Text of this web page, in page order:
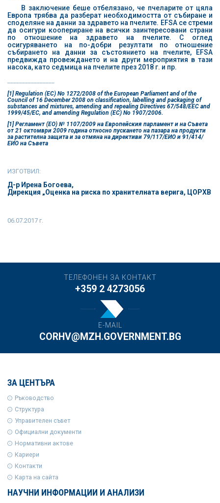
В заключение беше отбелязано, че пчеларите от цяла
Европа трябва да разберат необходимостта от събиране и
споделяне на данни за здравето на пчелите. ЕFSA се стреми
да осигури коопериране на всички заинтересовани страни
по отношение на здравето на пчелите. С оглед
осигуряването на по-добри резултати по отношение
събирането на данни за състоянието на пчелите, ЕFSA
предвижда провеждането и на други мероприятия в тази
насока, като седмица на пчелите през 2018 г. и пр.
[1] Regulation (EC) No 1272/2008 of the European Parliament and of the
Council of 16 December 2008 on classification, labelling and packaging of
substances and mixtures, amending and repealing Directives 67/548/EEC and
1999/45/EC, and amending Regulation (EC) No 1907/2006.
[1] Регламент (ЕО) № 1107/2009 на Европейския парламент и на Съвета
от 21 октомври 2009 година относно пускането на пазара на продукти
за растителна защита и за отмяна на директиви 79/117/ЕИО и 91/414/
ЕИО на Съвета
ИЗГОТВИЛ:
Д-р Ирена Богоева,
Дирекция „Оценка на риска по хранителната верига, ЦОРХВ
06.07.2017 г.
ТЕЛЕФОНЕН ЗА КОНТАКТ
+359 2 4273056
E-MAIL
CORHV@MZH.GOVERNMENT.BG
ЗА ЦЕНТЪРА
Ръководство
Структура
Управителен съвет
Официални документи
Нормативни актове
Кариери
Контакти
Карта на сайта
НАУЧНИ ИНФОРМАЦИИ И АНАЛИЗИ